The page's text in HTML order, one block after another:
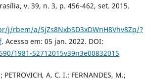
v. 39, n. 3, p. 456-462, set. 2015.
j/rbem/a/SjZs8NxbSD3xDWnH8Vhv8Zp/?
. Acesso em: 05 jan. 2022. DOI:
1981-52712015v39n3e00832015
PETROVICH, А. C. I.; FERNАNDES, M.;